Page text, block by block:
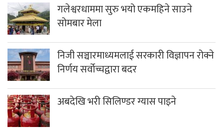
गलेश्वरधाममा सुरु भयो एकमहिने साउने
सोमबार मेला
निजी सञ्चारमाध्यमलाई सरकारी विज्ञापन रोक्ने
निर्णय सर्वोच्चद्वारा बदर
अबदेखि भरी सिलिण्डर ग्यास पाइने